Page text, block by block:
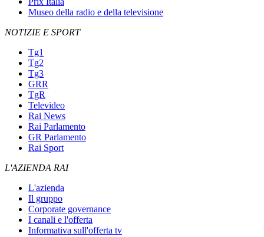
Museo della radio e della televisione
NOTIZIE E SPORT
Tg1
Tg2
Tg3
GRR
TgR
Televideo
Rai News
Rai Parlamento
GR Parlamento
Rai Sport
L'AZIENDA RAI
L'azienda
Il gruppo
Corporate governance
I canali e l'offerta
Informativa sull'offerta tv